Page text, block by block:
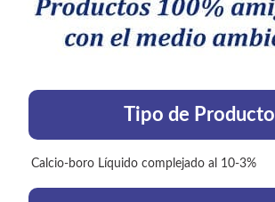
Tipo de Producto
Calcio-boro Líquido complejado al 10-3%